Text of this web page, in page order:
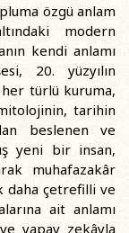
özgü anlam
modern
kendi anlamı
20. yüzyılın
her türlü kuruma,
tarihin
beslenen ve
yeni bir insan,
muhafazakâr
daha çetrefilli ve
ait anlamı
yapay zekâyla